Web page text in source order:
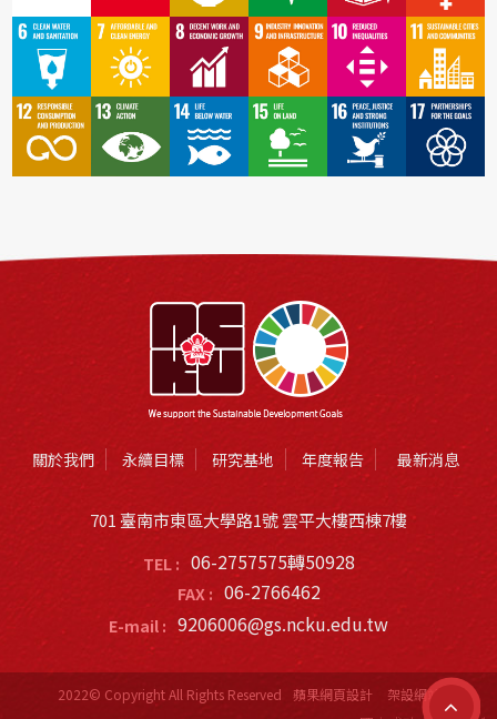
關於我們 永續目標 研究基地 年度報告 最新消息
701 臺南市東區大學路1號 雲平大樓西棟7樓
TEL : 06-2757575轉50928
FAX : 06-2766462
E-mail : 9206006@gs.ncku.edu.tw
2022© Copyright All Rights Reserved 蘋果網頁設計 架設網站